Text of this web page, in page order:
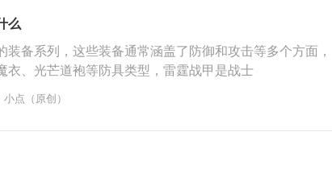
么
装备系列，这些装备通常涵盖了防御和攻击等多个方面，
衣、光芒道袍等防具类型，雷霆战甲是战士
点（原创）